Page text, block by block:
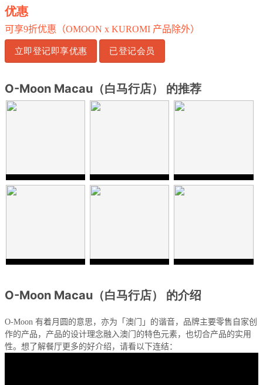
优惠
可享9折优惠（OMOON x KUROMI 产品除外）
立即登记即享优惠 已登记会员
O-Moon Macau（白马行店） 的推荐
O-Moon Macau（白马行店） 的介绍
O-Moon 有着月圆的意思，亦为「澳门」的谐音，品牌主要零售自家创
作的产品，产品的设计理念融入澳门的特色元素，也切合产品的实用
性。想了解餐厅更多的好介绍，请看以下连结：